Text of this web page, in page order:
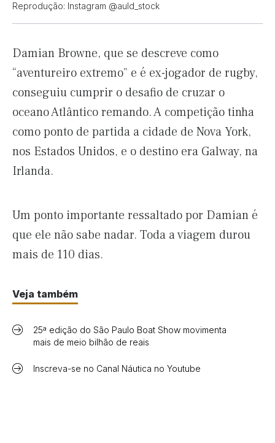
Reprodução: Instagram @auld_stock
Damian Browne, que se descreve como
“aventureiro extremo” e é ex-jogador de rugby,
conseguiu cumprir o desafio de cruzar o
oceano Atlântico remando. A competição tinha
como ponto de partida a cidade de Nova York,
nos Estados Unidos, e o destino era Galway, na
Irlanda.
Um ponto importante ressaltado por Damian é
que ele não sabe nadar. Toda a viagem durou
mais de 110 dias.
Veja também
25ª edição do São Paulo Boat Show movimenta
mais de meio bilhão de reais
Inscreva-se no Canal Náutica no Youtube